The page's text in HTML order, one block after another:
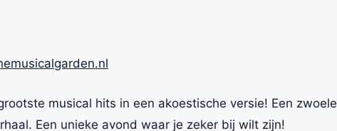
musical hits in een akoestische versie! Een zwoele
Een unieke avond waar je zeker bij wilt zijn!